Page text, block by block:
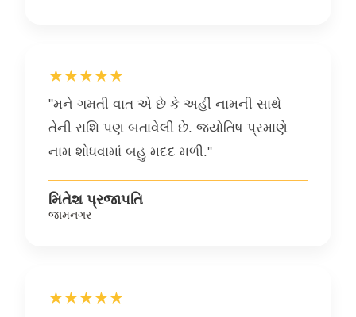
★★★★★
"મને ગમતી વાત એ છે કે અહીં નામની સાથે
તેની રાશિ પણ બતાવેલી છે. જ્યોતિષ પ્રમાણે
નામ શોધવામાં બહુ મદદ મળી."
મિતેશ પ્રજાપતિ
જામનગર
★★★★★